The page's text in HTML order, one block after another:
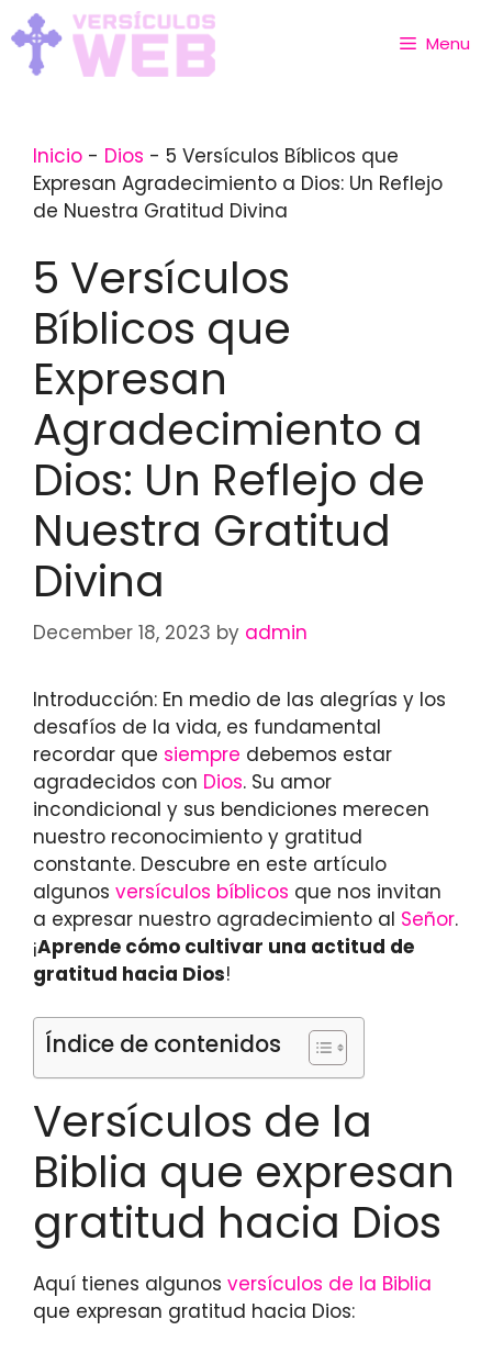
Skip
to
content
Menu
Inicio - Dios - 5 Versículos Bíblicos que
Expresan Agradecimiento a Dios: Un Reflejo
de Nuestra Gratitud Divina
5 Versículos
Bíblicos que
Expresan
Agradecimiento a
Dios: Un Reflejo de
Nuestra Gratitud
Divina
December 18, 2023 by admin
Introducción: En medio de las alegrías y los
desafíos de la vida, es fundamental
recordar que siempre debemos estar
agradecidos con Dios. Su amor
incondicional y sus bendiciones merecen
nuestro reconocimiento y gratitud
constante. Descubre en este artículo
algunos versículos bíblicos que nos invitan
a expresar nuestro agradecimiento al Señor.
¡Aprende cómo cultivar una actitud de
gratitud hacia Dios!
Índice de contenidos
Versículos de la
Biblia que expresan
gratitud hacia Dios
Aquí tienes algunos versículos de la Biblia
que expresan gratitud hacia Dios: